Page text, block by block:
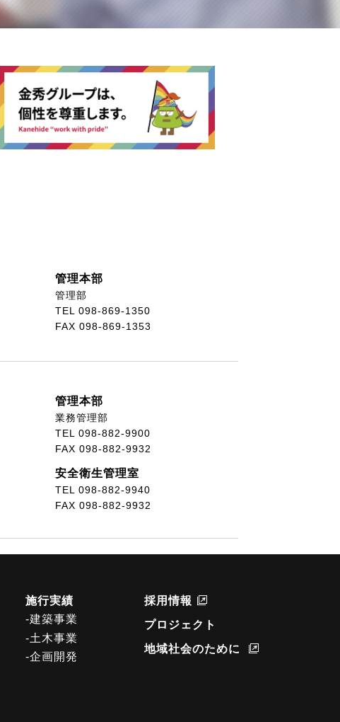
管理本部
管理部
TEL 098-869-1350
FAX 098-869-1353
管理本部
業務管理部
TEL 098-882-9900
FAX 098-882-9932
安全衛生管理室
TEL 098-882-9940
FAX 098-882-9932
施行実績
-建築事業
-土木事業
-企画開発
採用情報
プロジェクト
地域社会のために